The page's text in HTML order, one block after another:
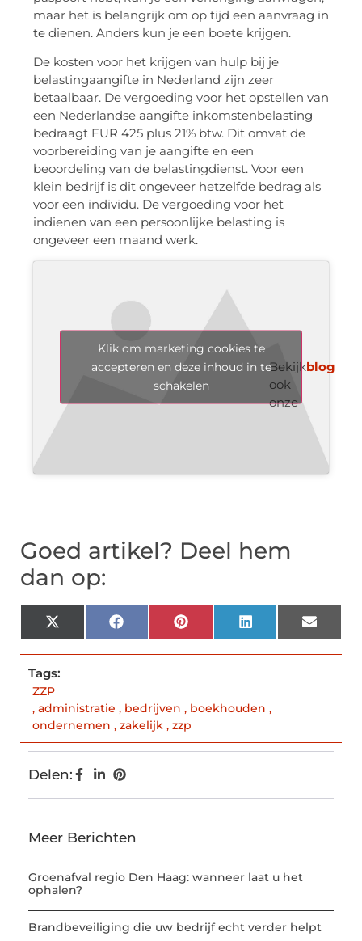
maar het is belangrijk om op tijd een aanvraag in
te dienen. Anders kun je een boete krijgen.
De kosten voor het krijgen van hulp bij je
belastingaangifte in Nederland zijn zeer
betaalbaar. De vergoeding voor het opstellen van
een Nederlandse aangifte inkomstenbelasting
bedraagt EUR 425 plus 21% btw. Dit omvat de
voorbereiding van je aangifte en een
beoordeling van de belastingdienst. Voor een
klein bedrijf is dit ongeveer hetzelfde bedrag als
voor een individu. De vergoeding voor het
indienen van een persoonlijke belasting is
ongeveer een maand werk.
Bekijk
ook
onze
blog
Klik om marketing cookies te
accepteren en deze inhoud in te
schakelen
Goed artikel? Deel hem
dan op:
X
(Twitter)
FacebookPinterestLinkedInEmail
Tags:
ZZP
, administratie , bedrijven , boekhouden ,
ondernemen , zakelijk , zzp
Delen:
Meer Berichten
Groenafval regio Den Haag: wanneer laat u het
ophalen?
Brandbeveiliging die uw bedrijf echt verder helpt